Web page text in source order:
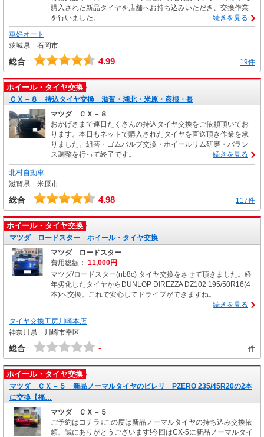
購入された新品タイヤを店舗へお持ち込みいただき、交換作業
を行いました。
続きを見る
車好オート
茨城県 石岡市
総合 4.99 19件
ホイール・タイヤ交換
ＣＸ－８ 持込タイヤ交換 滋賀・湖北・米原・彦根・長
マツダ ＣＸ－８
おかげさまで連日たくさんの持込タイヤ交換をご依頼頂いてお
ります。本日もネットで購入されたタイヤを直送頂き作業を承
りました。組替・ゴムバルブ交換・ホイールリム研磨・バラン
ス調整を行って終了です。
続きを見る
北村自動車
滋賀県 米原市
総合 4.98 117件
ホイール・タイヤ交換
マツダ ロードスター ホイール・タイヤ交換
マツダ ロードスター
費用総額： 11,000円
マツダ/ロードスター(nb8c) タイヤ交換をさせて頂きました。経
年劣化したタイヤからDUNLOP DIREZZA DZ102 195/50R16(4
本)へ交換。これで安心してドライブができますね。
続きを見る
タイヤ交換工房川崎本店
神奈川県 川崎市幸区
総合 - -件
ホイール・タイヤ交換
マツダ ＣＸ－５ 新品ノーマルタイヤのピレリ PZERO 235/45R20の2本
に交換【福…
マツダ ＣＸ－５
ご予約はコチラ↓この度は新品ノーマルタイヤの持ち込み交換依
頼、誠にありがとうございます!今回はCX-5に新品ノーマルタイ